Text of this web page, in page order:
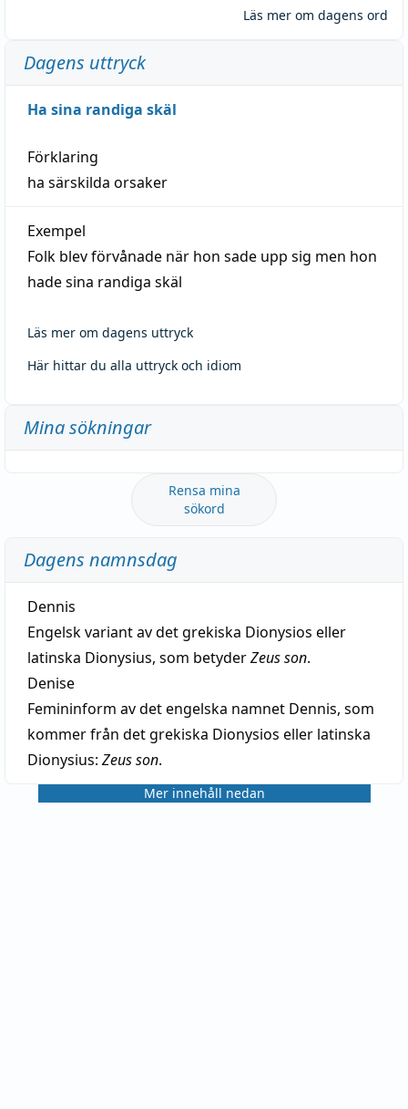
Läs mer om dagens ord
Dagens uttryck
Ha sina randiga skäl
Förklaring
ha särskilda orsaker
Exempel
Folk blev förvånade när hon sade upp sig men hon
hade sina randiga skäl
Läs mer om dagens uttryck
Här hittar du alla uttryck och idiom
Mina sökningar
Rensa mina
sökord
Dagens namnsdag
Dennis
Engelsk variant av det grekiska Dionysios eller
latinska Dionysius, som betyderZeus son.
Denise
Femininform av det engelska namnet Dennis, som
kommer från det grekiska Dionysios eller latinska
Dionysius: Zeus son.
Mer innehåll nedan